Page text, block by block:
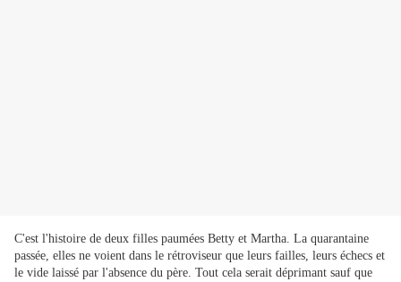
C'est l'histoire de deux filles paumées Betty et Martha. La quarantaine
passée, elles ne voient dans le rétroviseur que leurs failles, leurs échecs et
le vide laissé par l'absence du père. Tout cela serait déprimant sauf que